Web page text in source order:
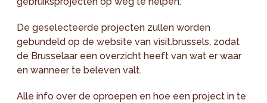
De geselecteerde projecten zullen worden
gebundeld op de website van visit.brussels, zodat
de Brusselaar een overzicht heeft van wat er waar
en wanneer te beleven valt.
Alle info over de oproepen en hoe een project in te